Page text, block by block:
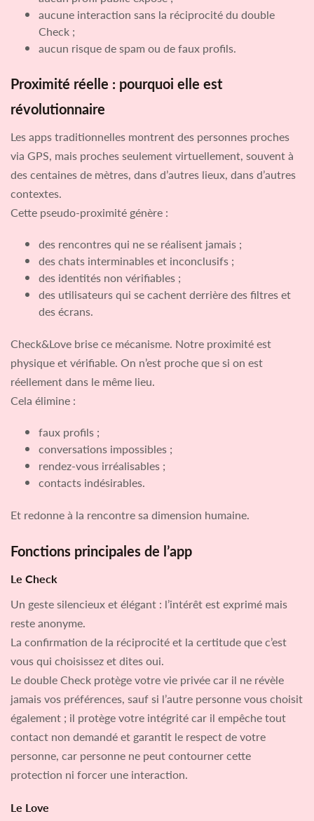
aucune interaction sans la réciprocité du double
Check ;
aucun risque de spam ou de faux profils.
Proximité réelle : pourquoi elle est
révolutionnaire
Les apps traditionnelles montrent des personnes proches
via GPS, mais proches seulement virtuellement, souvent à
des centaines de mètres, dans d’autres lieux, dans d’autres
contextes.
Cette pseudo-proximité génère :
des rencontres qui ne se réalisent jamais ;
des chats interminables et inconclusifs ;
des identités non vérifiables ;
des utilisateurs qui se cachent derrière des filtres et
des écrans.
Check&Love brise ce mécanisme. Notre proximité est
physique et vérifiable. On n’est proche que si on est
réellement dans le même lieu.
Cela élimine :
faux profils ;
conversations impossibles ;
rendez-vous irréalisables ;
contacts indésirables.
Et redonne à la rencontre sa dimension humaine.
Fonctions principales de l’app
Le Check
Un geste silencieux et élégant : l’intérêt est exprimé mais
reste anonyme.
La confirmation de la réciprocité et la certitude que c’est
vous qui choisissez et dites oui.
Le double Check protège votre vie privée car il ne révèle
jamais vos préférences, sauf si l’autre personne vous choisit
également ; il protège votre intégrité car il empêche tout
contact non demandé et garantit le respect de votre
personne, car personne ne peut contourner cette
protection ni forcer une interaction.
Le Love